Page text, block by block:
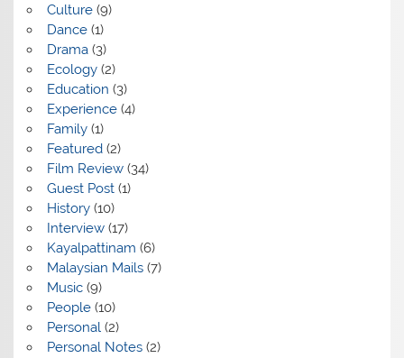
Culture(9)
Dance(1)
Drama(3)
Ecology(2)
Education (3)
Experience(4)
Family(1)
Featured(2)
Film Review(34)
Guest Post(1)
History(10)
Interview(17)
Kayalpattinam (6)
Malaysian Mails(7)
Music(9)
People(10)
Personal(2)
Personal Notes(2)